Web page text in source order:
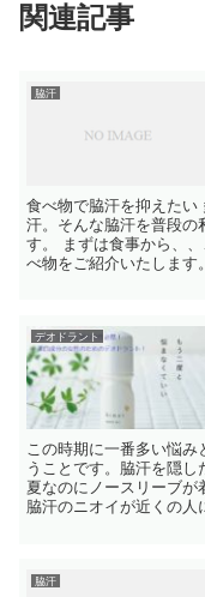
関連記事
脇汗
食べ物で脇汗を抑えた
汗。そんな脇汗を普段
す。 まずは食事から、
べ物をご紹介いたします
デオドラント
この時期に一番多い悩み
うことです。脇汗を隠し
夏なのにノースリーブが
脇汗のニオイが近くの
脇汗